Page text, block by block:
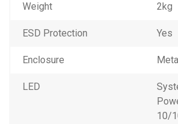
Weight 2kg
ESD Protection Yes
Enclosure
LED
10/